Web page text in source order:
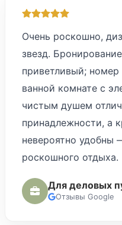
Очень роскошно,
звезд.
приветливый; номер
ванной комнате с
чистым душем
принадлежности, а
невероятно удобны
роскошного отдыха.
Для деловых
Отзывы Google